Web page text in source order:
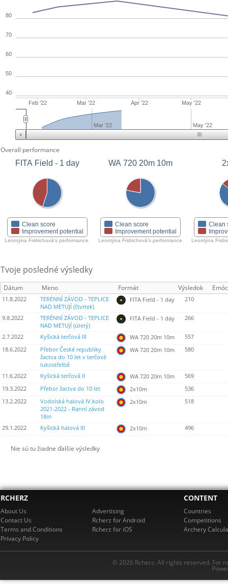
Feb '22 Mar '22 Apr '22 May '22
40
50
60
70
80
Mar '22 May '22
Overall performance
FITA Field - 1 day
Clean score
Improvement potential
Leontýna Fridrichová's performance
WA 720 20m 10m
Clean score
Improvement potential
Leontýna Fridrichová's performance
Clean
Leontýna
Tvoje posledné výsledky
Dátum Meno Formát Výsledok
11.8.2022
TERÉNNÍ ZÁVOD - TEPLICE
NAD METUJÍ (čtvrtek)
FITA Field - 1 day 210
9.8.2022
TERÉNNÍ ZÁVOD - TEPLICE
NAD METUJÍ (úterý)
FITA Field - 1 day 266
2.7.2022 Kyšická terčová III WA 720 20m 10m
557
18.6.2022
Přebor České republiky
žactva do 10 let v terčové
lukostřelbě
WA 720 20m 10m 580
11.6.2022 Kyšická terčová II WA 720 20m 10m
569
19.3.2022
Přebor žactva do 10 let 2x10m
536
13.2.2022
Vodolská halová IV.kolo
2021-2022 - Ranní závod
18m
2x10m 518
29.1.2022 Kyšická halová III 2x10m 496
Nie sú tu žiadne ďalšie výsledky
RCHERZ
About Us
Contact Us
Terms and Conditions
Privacy Policy
Advertising
Rcherz for Android
Rcherz for iOS
CONTENT
Countries
Competitions
Archery
© 2026 Rcherz. All rights reserved. For